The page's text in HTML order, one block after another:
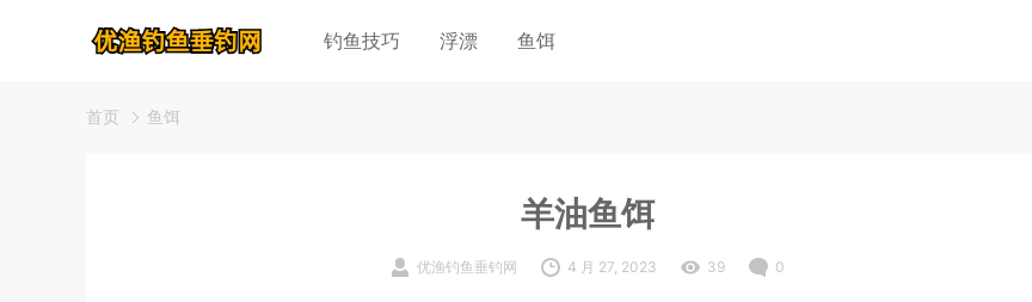
钓鱼技巧 浮漂 鱼饵
首页 鱼饵
羊油鱼饵
优渔钓鱼垂钓网 4 月 27, 2023 39 0